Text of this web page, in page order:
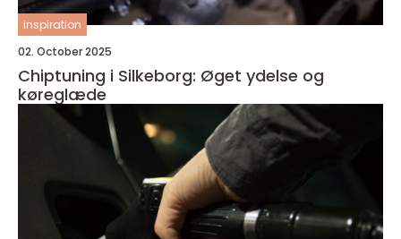
inspiration
02. October 2025
Chiptuning i Silkeborg: Øget ydelse og
køreglæde